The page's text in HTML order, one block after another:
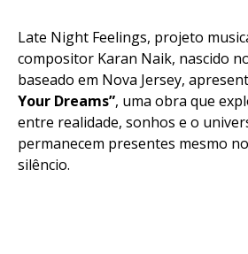
Late Night Feelings, projeto
compositor Karan Naik, nascido
baseado em Nova Jersey,
Your Dreams”, uma obra que
entre realidade, sonhos e o
permanecem presentes mesmo
silêncio.